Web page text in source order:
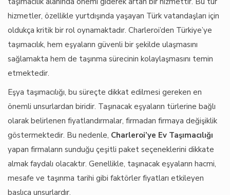
hizmetler, özellikle yurtdışında yaşayan Türk vatandaşları için
oldukça kritik bir rol oynamaktadır. Charleroi’den Türkiye’ye
taşımacılık, hem eşyaların güvenli bir şekilde ulaşmasını
sağlamakta hem de taşınma sürecinin kolaylaşmasını temin
etmektedir.
Eşya taşımacılığı, bu süreçte dikkat edilmesi gereken en
önemli unsurlardan biridir. Taşınacak eşyaların türlerine bağlı
olarak belirlenen fiyatlandırmalar, firmadan firmaya değişiklik
göstermektedir. Bu nedenle, Charleroi’ye Ev Taşımacılığı
yapan firmaların sunduğu çeşitli paket seçeneklerini dikkate
almak faydalı olacaktır. Genellikle, taşınacak eşyaların hacmi,
mesafe ve taşınma tarihi gibi faktörler fiyatları etkileyen
başlıca unsurlardır.